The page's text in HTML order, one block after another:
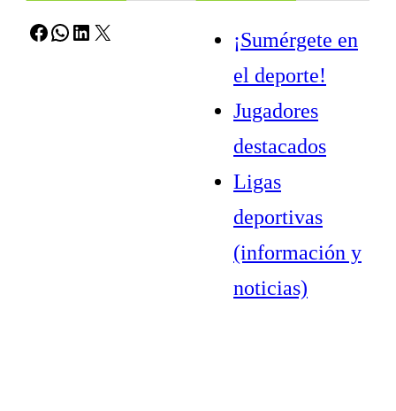
Facebook WhatsApp LinkedIn X
¡Sumérgete en
el deporte!
Jugadores
destacados
Ligas
deportivas
(información y
noticias)